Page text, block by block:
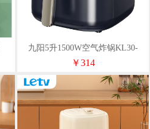
九阳5升1500W空气炸锅KL30-
VF392
￥314